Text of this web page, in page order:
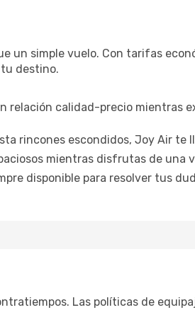
un simple vuelo. Con tarifas
destino.
relación calidad-precio mientras
rincones escondidos, Joy Air te
mientras disfrutas de una
disponible para resolver tus
Las políticas de